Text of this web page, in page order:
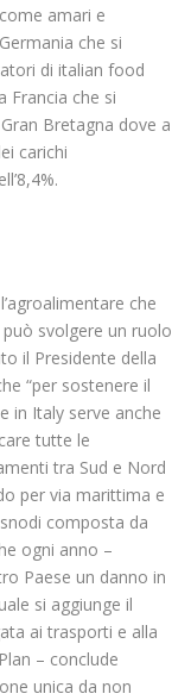
amari e
che si
di italian food
Francia che si
Bretagna dove a
carichi
che
svolgere un ruolo
il Presidente della
“per sostenere il
in Italy serve anche
tutte le
tra Sud e Nord
per via marittima e
composta da
ogni anno –
Paese un danno in
si aggiunge il
ai trasporti e alla
– conclude
unica da non